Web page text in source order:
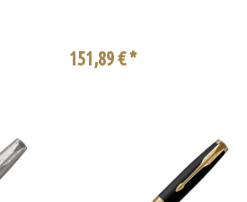
151,89 € *